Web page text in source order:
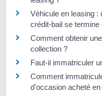
Véhicule en leasing :
crédit-bail se termine
Comment obtenir
collection ?
Faut-il immatriculer
Comment
d'occasion acheté